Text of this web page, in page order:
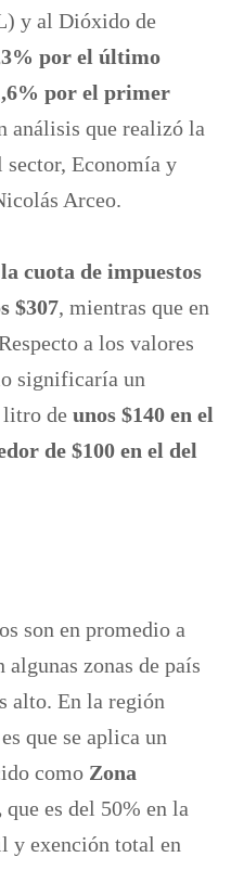
y al Dióxido de
por el último
por el primer
análisis que realizó la
sector, Economía y
Arceo.
cuota de impuestos
$307, mientras que en
a los valores
significaría un
litro de unos $140 en el
de $100 en el del
son en promedio a
zonas de país
alto. En la región
que se aplica un
como Zona
que es del 50% en la
y exención total en